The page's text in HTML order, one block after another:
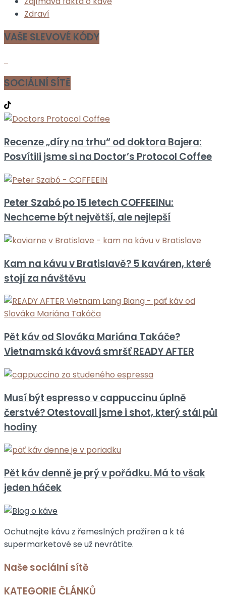
Zdraví
VAŠE SLEVOVÉ KÓDY
SOCIÁLNÍ SÍTĚ
Recenze „díry na trhu“ od doktora Bajera:
Posvítili jsme si na Doctor’s Protocol Coffee
Peter Szabó po 15 letech COFFEEINu:
Nechceme být největší, ale nejlepší
Kam na kávu v Bratislavě? 5 kaváren, které
stojí za návštěvu
Pět káv od Slováka Mariána Takáče?
Vietnamská kávová smršť READY AFTER
Musí být espresso v cappuccinu úplně
čerstvé? Otestovali jsme i shot, který stál půl
hodiny
Pět káv denně je prý v pořádku. Má to však
jeden háček
Ochutnejte kávu z řemeslných pražíren a k té
supermarketové se už nevrátíte.
Naše sociální sítě
KATEGORIE ČLÁNKŮ